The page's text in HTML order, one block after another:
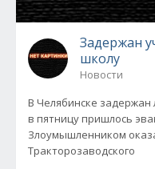
Задержан
школу
Новости
В Челябинске задержан
в пятницу пришлось
Злоумышленником
Тракторозаводского